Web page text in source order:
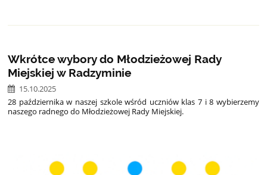
Wkrótce wybory do Młodzieżowej Rady
Miejskiej w Radzyminie
15.10.2025
28 października w naszej szkole wśród uczniów klas 7 i 8 wybierzemy
naszego radnego do Młodzieżowej Rady Miejskiej.